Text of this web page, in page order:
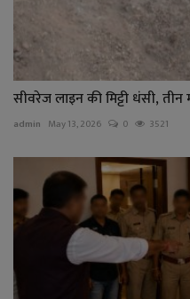
सीवरेज लाइन की मिट्टी धंसी,
admin May 13, 2026 0 3521